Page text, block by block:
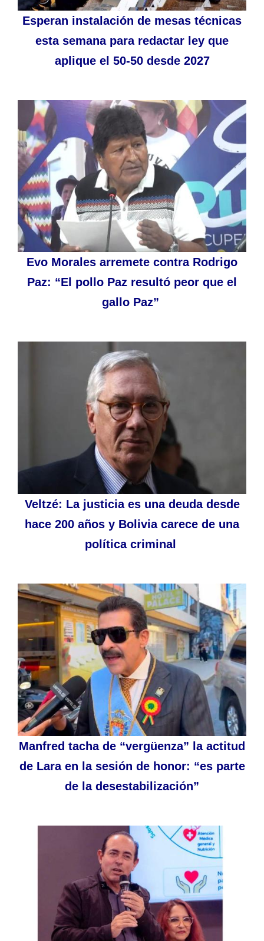
Esperan instalación de mesas técnicas
esta semana para redactar ley que
aplique el 50-50 desde 2027
Evo Morales arremete contra Rodrigo
Paz: “El pollo Paz resultó peor que el
gallo Paz”
Veltzé: La justicia es una deuda desde
hace 200 años y Bolivia carece de una
política criminal
Manfred tacha de “vergüenza” la actitud
de Lara en la sesión de honor: “es parte
de la desestabilización”